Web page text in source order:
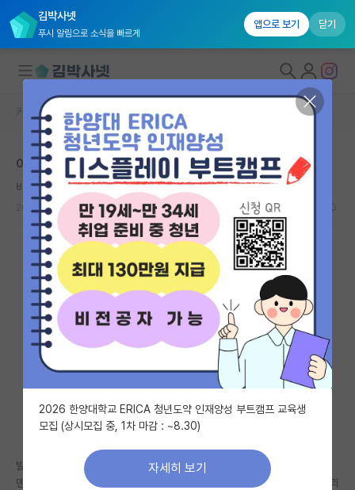
김박사넷
푸시 알림으로 소식을 빠르게
앱으로 보기 닫기
대학원생 모집
국내대학원 정보
연구실&오픈랩
커뮤니티
커뮤니티 홈
전체글보기
베스트 게시판
IF 명예의전당
자유 게시판(아무개랩)
미국 유학 게시판
미국 대학원 합격 후기 게시판
대학원생 모집 게시판
커뮤니티 홈 자유 게시판(아무개랩)
이제 Thesis 수정본만 통과되면 진짜 졸업입니다..
비관적인 피보나치
2024.06.11 9 3251
발표 때 예상 못한 질문이 날아오면서
멘탈이 크게 흔들려서 다 끝나고 심사위원장 교수님께서 이제 나가서 기다리
2026 한양대학교 ERICA 청년도약 인재양성 부트캠프 교육생
모집 (상시모집 중, 1차 마감 : ~8.30)
자세히 보기